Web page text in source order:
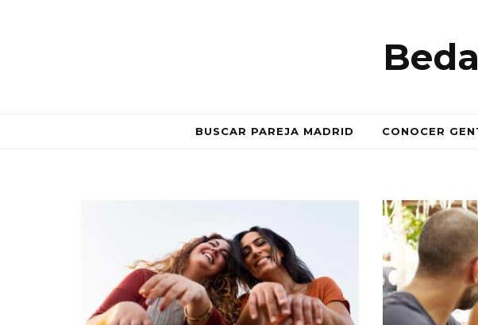
BUSCAR PAREJA MADRID CONOCER